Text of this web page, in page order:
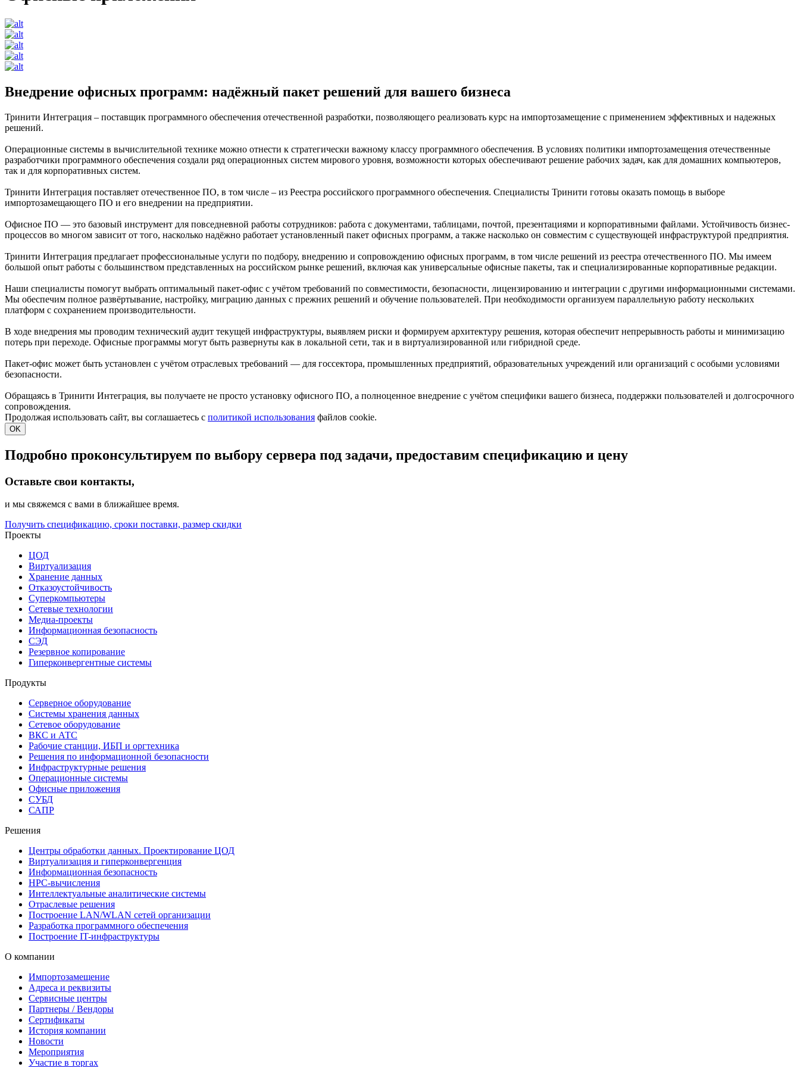
Внедрение офисных программ: надёжный пакет решений для вашего бизнеса
Тринити Интеграция – поставщик программного обеспечения отечественной разработки, позволяющего реализовать курс на импортозамещение с применением эффективных и надежных
решений.
Операционные системы в вычислительной технике можно отнести к стратегически важному классу программного обеспечения. В условиях политики импортозамещения отечественные
разработчики программного обеспечения создали ряд операционных систем мирового уровня, возможности которых обеспечивают решение рабочих задач, как для домашних компьютеров,
так и для корпоративных систем.
Тринити Интеграция поставляет отечественное ПО, в том числе – из Реестра российского программного обеспечения. Специалисты Тринити готовы оказать помощь в выборе
импортозамещающего ПО и его внедрении на предприятии.
Офисное ПО — это базовый инструмент для повседневной работы сотрудников: работа с документами, таблицами, почтой, презентациями и корпоративными файлами. Устойчивость бизнес-
процессов во многом зависит от того, насколько надёжно работает установленный пакет офисных программ, а также насколько он совместим с существующей инфраструктурой предприятия.
Тринити Интеграция предлагает профессиональные услуги по подбору, внедрению и сопровождению офисных программ, в том числе решений из реестра отечественного ПО. Мы имеем
большой опыт работы с большинством представленных на российском рынке решений, включая как универсальные офисные пакеты, так и специализированные корпоративные редакции.
Наши специалисты помогут выбрать оптимальный пакет-офис с учётом требований по совместимости, безопасности, лицензированию и интеграции с другими информационными системами.
Мы обеспечим полное развёртывание, настройку, миграцию данных с прежних решений и обучение пользователей. При необходимости организуем параллельную работу нескольких
платформ с сохранением производительности.
В ходе внедрения мы проводим технический аудит текущей инфраструктуры, выявляем риски и формируем архитектуру решения, которая обеспечит непрерывность работы и минимизацию
потерь при переходе. Офисные программы могут быть развернуты как в локальной сети, так и в виртуализированной или гибридной среде.
Пакет-офис может быть установлен с учётом отраслевых требований — для госсектора, промышленных предприятий, образовательных учреждений или организаций с особыми условиями
безопасности.
Обращаясь в Тринити Интеграция, вы получаете не просто установку офисного ПО, а полноценное внедрение с учётом специфики вашего бизнеса, поддержки пользователей и долгосрочного
сопровождения.
Продолжая использовать сайт, вы соглашаетесь с политикой использования файлов cookie.
OK
Подробно проконсультируем по выбору сервера под задачи, предоставим спецификацию и цену
Оставьте свои контакты,
и мы свяжемся с вами в ближайшее время.
Получить спецификацию, сроки поставки, размер скидки
Проекты
ЦОД
Виртуализация
Хранение данных
Отказоустойчивость
Суперкомпьютеры
Сетевые технологии
Медиа-проекты
Информационная безопасность
СЭД
Резервное копирование
Гиперконвергентные системы
Продукты
Серверное оборудование
Системы хранения данных
Сетевое оборудование
ВКС и АТС
Рабочие станции, ИБП и оргтехника
Решения по информационной безопасности
Инфраструктурные решения
Операционные системы
Офисные приложения
СУБД
САПР
Решения
Центры обработки данных. Проектирование ЦОД
Виртуализация и гиперконвергенция
Информационная безопасность
HPC-вычисления
Интеллектуальные аналитические системы
Отраслевые решения
Построение LAN/WLAN сетей организации
Разработка программного обеспечения
Построение IT-инфраструктуры
О компании
Импортозамещение
Адреса и реквизиты
Сервисные центры
Партнеры / Вендоры
Сертификаты
История компании
Новости
Мероприятия
Участие в торгах